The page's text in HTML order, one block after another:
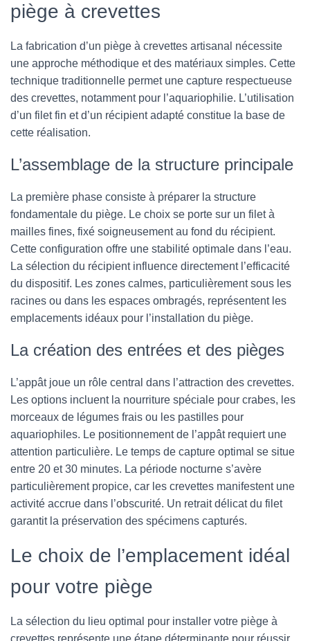
piège à crevettes
La fabrication d’un piège à crevettes artisanal nécessite
une approche méthodique et des matériaux simples. Cette
technique traditionnelle permet une capture respectueuse
des crevettes, notamment pour l’aquariophilie. L’utilisation
d’un filet fin et d’un récipient adapté constitue la base de
cette réalisation.
L’assemblage de la structure principale
La première phase consiste à préparer la structure
fondamentale du piège. Le choix se porte sur un filet à
mailles fines, fixé soigneusement au fond du récipient.
Cette configuration offre une stabilité optimale dans l’eau.
La sélection du récipient influence directement l’efficacité
du dispositif. Les zones calmes, particulièrement sous les
racines ou dans les espaces ombragés, représentent les
emplacements idéaux pour l’installation du piège.
La création des entrées et des pièges
L’appât joue un rôle central dans l’attraction des crevettes.
Les options incluent la nourriture spéciale pour crabes, les
morceaux de légumes frais ou les pastilles pour
aquariophiles. Le positionnement de l’appât requiert une
attention particulière. Le temps de capture optimal se situe
entre 20 et 30 minutes. La période nocturne s’avère
particulièrement propice, car les crevettes manifestent une
activité accrue dans l’obscurité. Un retrait délicat du filet
garantit la préservation des spécimens capturés.
Le choix de l’emplacement idéal
pour votre piège
La sélection du lieu optimal pour installer votre piège à
crevettes représente une étape déterminante pour réussir